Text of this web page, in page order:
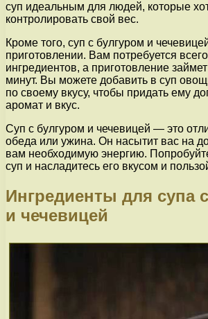
суп идеальным для людей, которые
контролировать свой вес.
Кроме того, суп с булгуром и
приготовлении. Вам потребуется
ингредиентов, а приготовление
минут. Вы можете добавить в суп
по своему вкусу, чтобы придать ему
аромат и вкус.
Суп с булгуром и чечевицей — это
обеда или ужина. Он насытит вас на
вам необходимую энергию.
суп и насладитесь его вкусом и
Ингредиенты для супа
и чечевицей